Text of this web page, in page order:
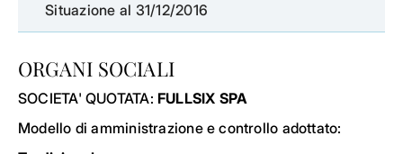
Situazione al 31/12/2016
ORGANI SOCIALI
SOCIETA' QUOTATA: FULLSIX SPA
Modello di amministrazione e controllo adottato: